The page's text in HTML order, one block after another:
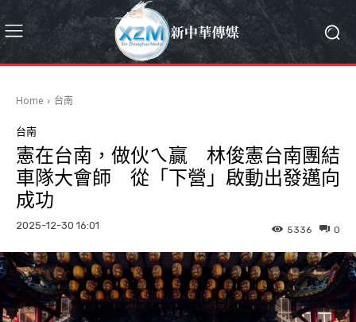
Home 台南
台南
憲在台南，做伙ㄟ贏 林俊憲台南團結
車隊大會師 從「下營」啟動出發邁向
成功
2025-12-30 16:01 0
5336